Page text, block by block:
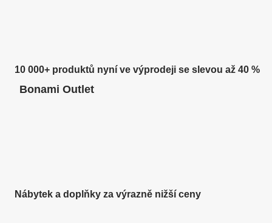
10 000+ produktů nyní ve výprodeji se slevou až 40 %
Bonami Outlet
Nábytek a doplňky za výrazně nižší ceny